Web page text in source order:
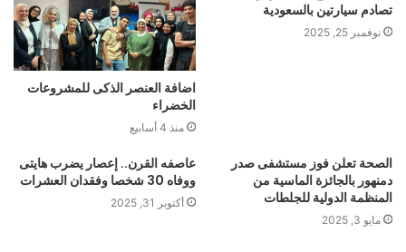
تصادم سيارتين بالسعودية
نوفمبر 25, 2025
اضافة العنصر الذكى للمشروعات
الخضراء
منذ 4 أسابيع
الصحة تعلن فوز مستشفى صدر
دمنهور بالجائزة الماسية من
المنظمة الدولية للجلطات
مايو 3, 2025
عاصفه القرن.. إعصار يضرب هايتى
ووفاه 30 شخصا وفقدان العشرات
أكتوبر 31, 2025